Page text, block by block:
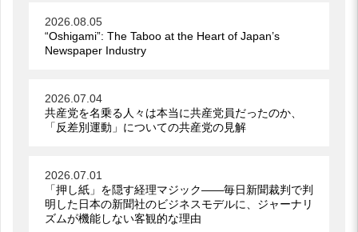
2026.08.05
“Oshigami”: The Taboo at the Heart of Japan’s
Newspaper Industry
2026.07.04
共産党を名乗る人々は本当に共産党員だったのか、
「反差別運動」についての共産党の見解
2026.07.01
「押し紙」を隠す経理マジック――毎日新聞裁判で判
明した日本の新聞社のビジネスモデルに、ジャーナリ
ズムが機能しない客観的な理由